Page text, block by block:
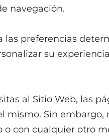
navegación.
preferencias
su
al Sitio Web, las
mismo. Sin embargo,
con cualquier otro